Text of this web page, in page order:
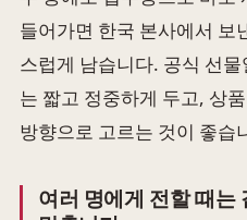
들어가면 한국 본사에서 보
스럽게 남습니다. 공식 선
는 짧고 정중하게 두고, 상
방향으로 고르는 것이 좋습
여러 명에게 전할 때는